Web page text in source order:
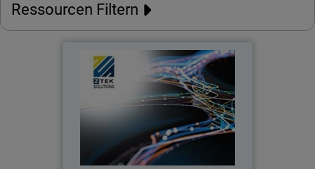
Ressourcen Filtern
ZTek Solutions
ZTek Solutions buscó a WatchGuard
para resolver un problema de
configuración que un competidor
conocido no pudo solucionar